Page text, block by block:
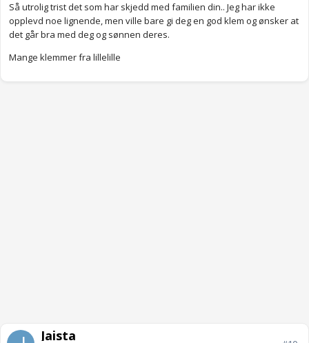
Så utrolig trist det som har skjedd med familien din.. Jeg har ikke
opplevd noe lignende, men ville bare gi deg en god klem og ønsker at
det går bra med deg og sønnen deres.
Mange klemmer fra lillelille
Jaista